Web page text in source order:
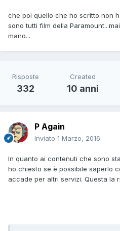
che poi quello che ho scritto non
sono tutti film della
mano...
Risposte
332
Created
10 anni
P Again
Inviato 1 Marzo, 2016
In quanto ai contenuti che sono
ho chiesto se è possibile saperlo
accade per altri servizi. Questa la